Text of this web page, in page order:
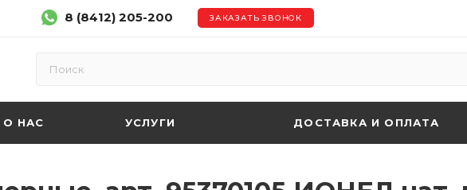
8 (8412) 205-200 ЗАКАЗАТЬ ЗВОНОК
О НАС УСЛУГИ ДОСТАВКА И ОПЛАТА